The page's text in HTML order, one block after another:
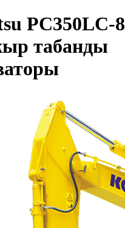
PC350LC-
табанды